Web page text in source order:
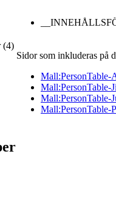
(4)
Sidor som inkluderas på
Mall:PersonTable-
Mall:PersonTable-
Mall:PersonTable-